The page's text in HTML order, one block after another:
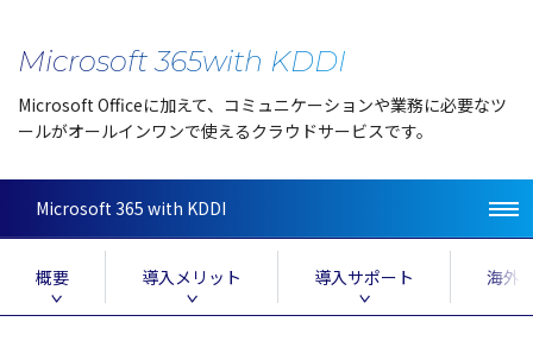
Microsoft 365with KDDI
Microsoft Officeに加えて、コミュニケーションや業務に必要なツ
ールがオールインワンで使えるクラウドサービスです。
Microsoft 365 with KDDI
概要 導入メリット 導入サポート 海外